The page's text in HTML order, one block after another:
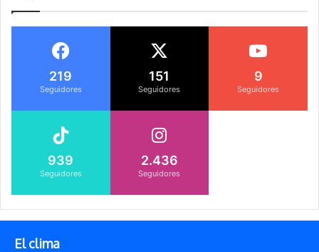
219
Seguidores
151
Seguidores
9
Seguidores
939
Seguidores
2.436
Seguidores
El clima